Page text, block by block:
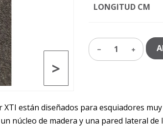
>
LONGITUD CM
1
XTI están diseñados para esquiadores
núcleo de madera y una pared lateral